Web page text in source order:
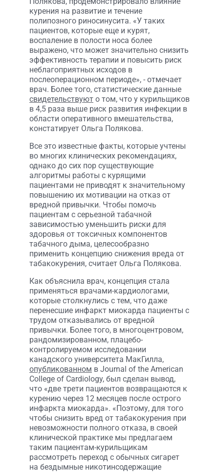
курения на развитие и течение
полипозного риносинусита. «У таких
пациентов, которые еще и курят,
воспаление в полости носа более
выражено, что может значительно снизить
эффективность терапии и повысить риск
неблагоприятных исходов в
послеоперационном периоде», - отмечает
врач. Более того, статистические данные
свидетельствуют о том, что у курильщиков
в 4,5 раза выше риск развития инфекции в
области оперативного вмешательства,
констатирует Ольга Полякова.
Все это известные факты, которые учтены
во многих клинических рекомендациях,
однако до сих пор существующие
алгоритмы работы с курящими
пациентами не приводят к значительному
повышению их мотивации на отказ от
вредной привычки. Чтобы помочь
пациентам с серьезной табачной
зависимостью уменьшить риски для
здоровья от токсичных компонентов
табачного дыма, целесообразно
применить концепцию снижения вреда от
табакокурения, считает Ольга Полякова.
Как объяснила врач, концепция стала
применяться врачами-кардиологами,
которые столкнулись с тем, что даже
перенесшие инфаркт миокарда пациенты с
трудом отказывались от вредной
привычки. Более того, в многоцентровом,
рандомизированном, плацебо-
контролируемом исследовании
канадского университета МакГилла,
опубликованном в Journal of the American
College of Cardiology, был сделан вывод,
что «две трети пациентов возвращаются к
курению через 12 месяцев после острого
инфаркта миокарда». «Поэтому, для того
чтобы снизить вред от табакокурения при
невозможности полного отказа, в своей
клинической практике мы предлагаем
таким пациентам-курильщикам
рассмотреть переход с обычных сигарет
на бездымные никотинсодержащие